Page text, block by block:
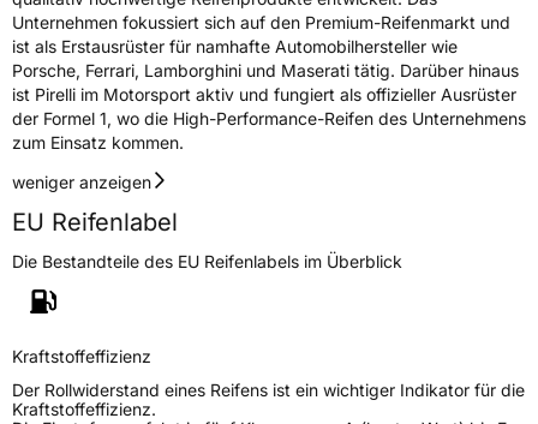
Unternehmen fokussiert sich auf den Premium-Reifenmarkt und
ist als Erstausrüster für namhafte Automobilhersteller wie
Porsche, Ferrari, Lamborghini und Maserati tätig. Darüber hinaus
ist Pirelli im Motorsport aktiv und fungiert als offizieller Ausrüster
der Formel 1, wo die High-Performance-Reifen des Unternehmens
zum Einsatz kommen.
weniger anzeigen
EU Reifenlabel
Die Bestandteile des EU Reifenlabels im Überblick
Kraftstoffeffizienz
Der Rollwiderstand eines Reifens ist ein wichtiger Indikator für die
Kraftstoffeffizienz.